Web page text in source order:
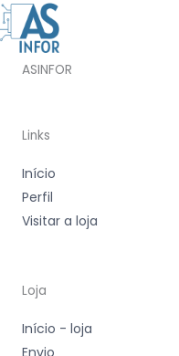
ASINFOR
Links
Início
Perfil
Visitar a loja
Loja
Início - loja